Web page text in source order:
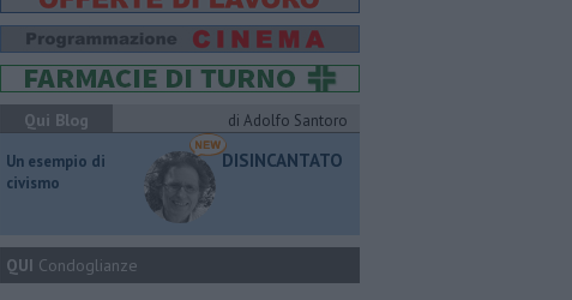
Qui Blog
di Adolfo Santoro
​Un esempio di
civismo
DISINCANTATO
QUI Condoglianze